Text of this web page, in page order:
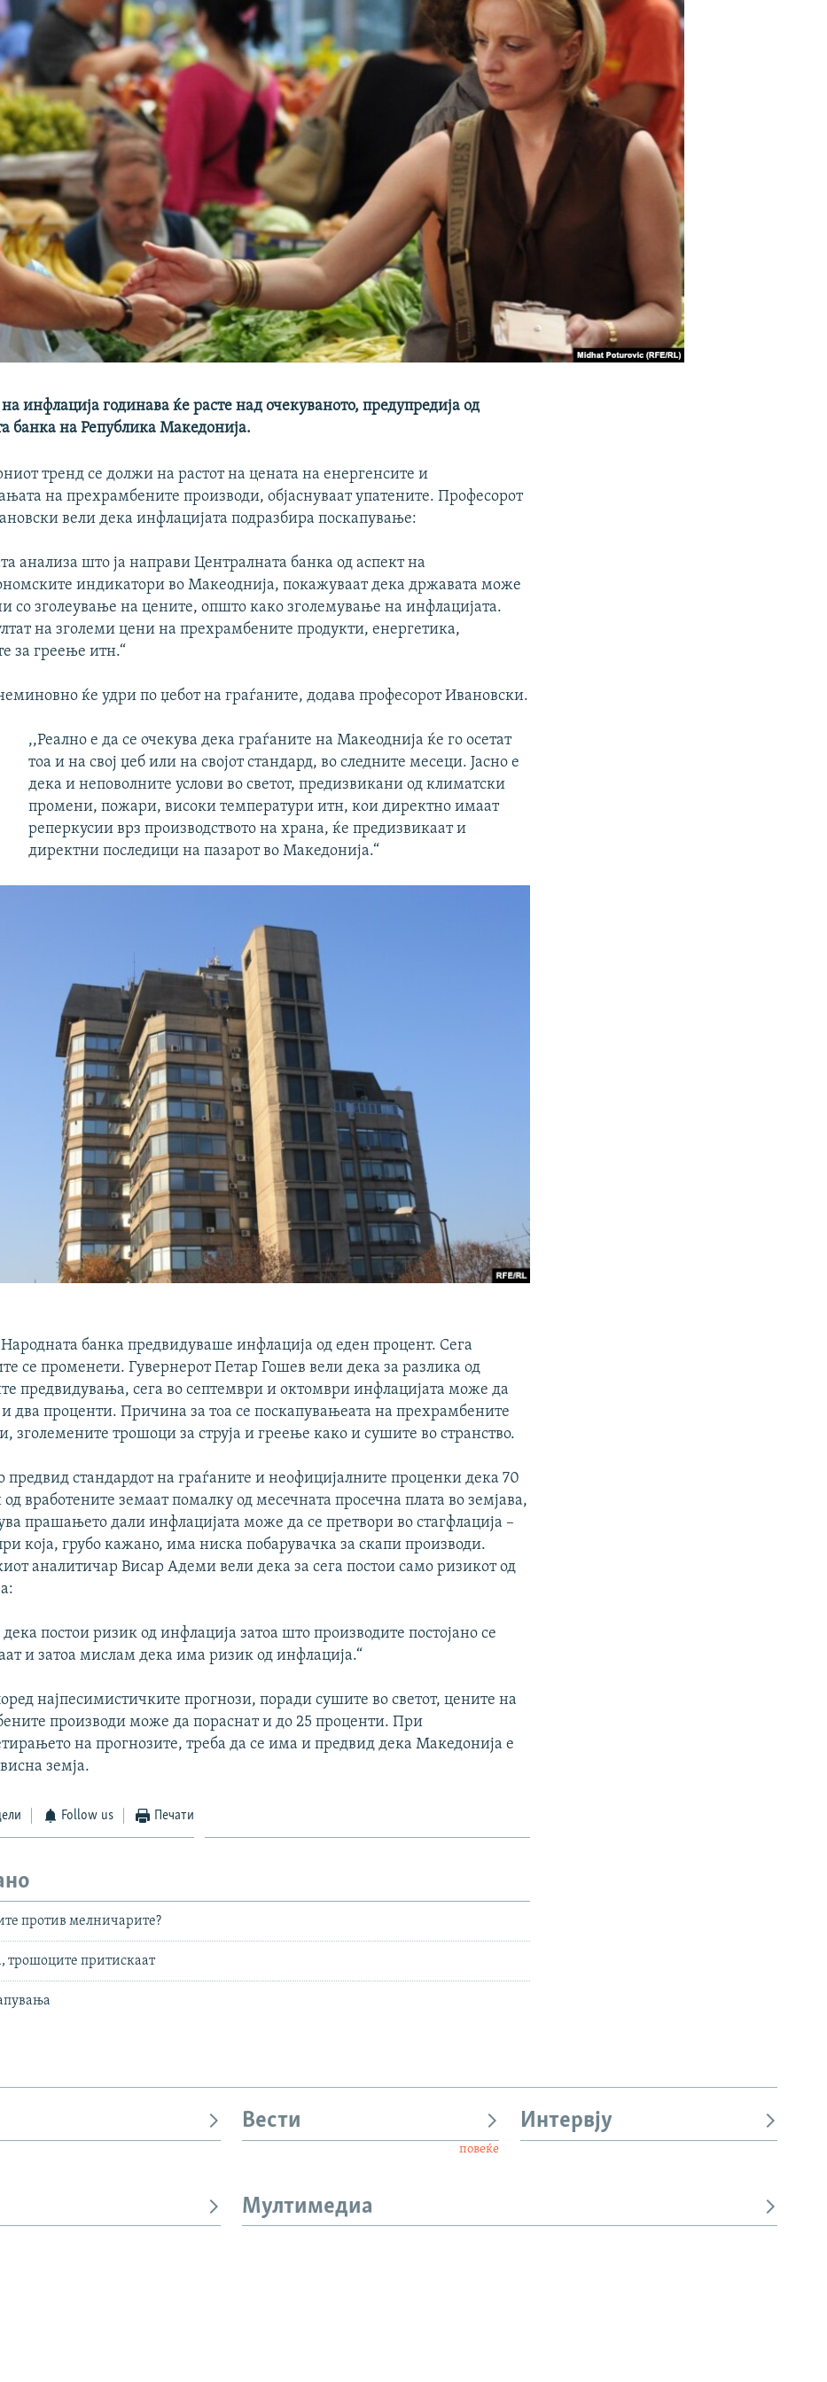
инфлација годинава ќе расте над очекуваното, предупредија од
банка на Република Македонија.
тренд се должи на растот на цената на енергенсите и
на прехрамбените производи, објаснуваат упатените. Професорот
вели дека инфлацијата подразбира поскапување:
анализа што ја направи Централната банка од аспект на
индикатори во Макеоднија, покажуваат дека државата може
со зголеување на цените, општо како зголемување на инфлацијата.
на зголеми цени на прехрамбените продукти, енергетика,
за греење итн.“
ќе удри по џебот на граѓаните, додава професорот Ивановски.
,,Реално е да се очекува дека граѓаните на Макеоднија ќе го осетат
тоа и на свој џеб или на својот стандард, во следните месеци. Јасно е
дека и неповолните услови во светот, предизвикани од климатски
промени, пожари, високи температури итн, кои директно имаат
реперкусии врз производството на храна, ќе предизвикаат и
директни последици на пазарот во Македонија.“
банка предвидуваше инфлација од еден процент. Сега
се променети. Гувернерот Петар Гошев вели дека за разлика од
предвидувања, сега во септември и октомври инфлацијата може да
два проценти. Причина за тоа се поскапувањеата на прехрамбените
зголемените трошоци за струја и греење како и сушите во странство.
предвид стандардот на граѓаните и неофицијалните проценки дека 70
вработените земаат помалку од месечната просечна плата во земјава,
прашањето дали инфлацијата може да се претвори во стагфлација –
која, грубо кажано, има ниска побарувачка за скапи производи.
аналитичар Висар Адеми вели дека за сега постои само ризикот од
постои ризик од инфлација затоа што производите постојано се
и затоа мислам дека има ризик од инфлација.“
најпесимистичките прогнози, поради сушите во светот, цените на
производи може да пораснат и до 25 проценти. При
на прогнозите, треба да се има и предвид дека Македонија е
земја.
Follow us Печати
против мелничарите?
трошоците притискаат
Вести
повеќе
Интервју
Мултимедиа